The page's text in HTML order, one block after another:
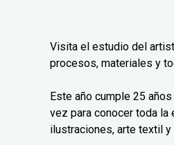
Visita el estudio del
procesos, materiales y
Este año cumple 25
vez para conocer toda la
ilustraciones, arte textil